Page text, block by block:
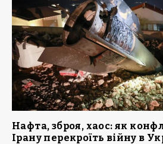
Нафта, зброя, хаос: як
Ірану перекроїть війну в